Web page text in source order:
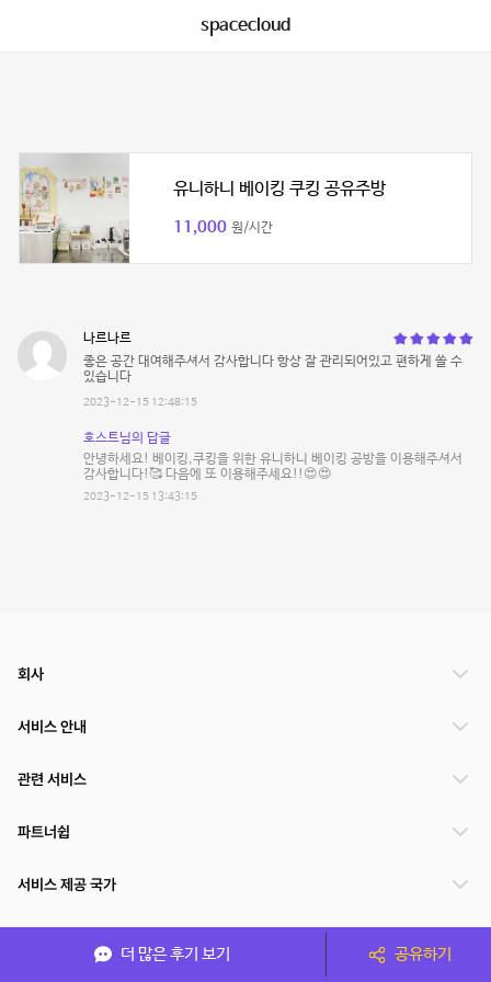
spacecloud
유니하니 베이킹 쿠킹 공유주방
11,000 원/시간
나르나르
좋은 공간 대여해주셔서 감사합니다 항상 잘 관리되어있고 편하게 쓸 수
있습니다
2023-12-15 12:48:15
호스트님의 답글
안녕하세요! 베이킹,쿠킹을 위한 유니하니 베이킹 공방을 이용해주셔서
감사합니다!🥰 다음에 또 이용해주세요!!😍😍
2023-12-15 13:43:15
더 많은 후기 보기 공유하기
회사
서비스 안내
관련 서비스
파트너쉽
서비스 제공 국가
(주)NSPACE 사업자정보